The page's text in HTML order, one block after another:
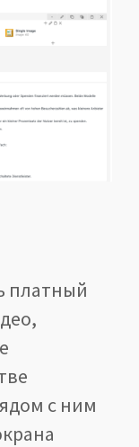
платный
с ним